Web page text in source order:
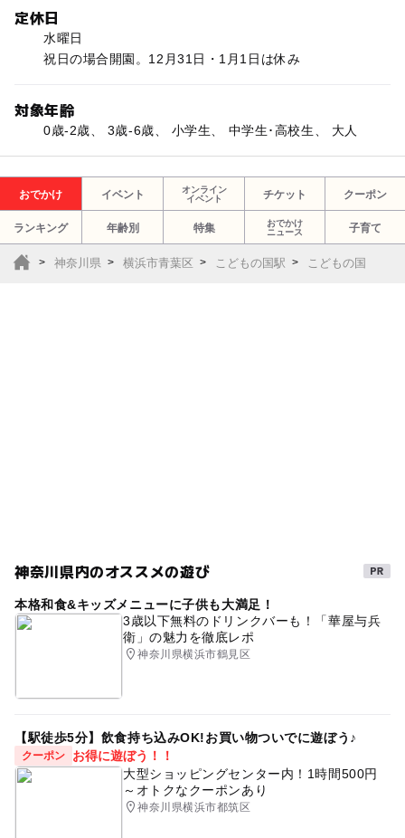
定休日
水曜日
祝日の場合開園。12月31日・1月1日は休み
対象年齢
0歳-2歳、 3歳-6歳、 小学生、 中学生･高校生、 大人
おでかけ イベント
オンライン
イベント
チケット クーポン
ランキング 年齢別 特集
おでかけ
ニュース
子育て
神奈川県 横浜市青葉区 こどもの国駅 こどもの国
神奈川県内のオススメの遊び
本格和食&キッズメニューに子供も大満足！
3歳以下無料のドリンクバーも！「華屋与兵
衛」の魅力を徹底レポ
神奈川県横浜市鶴見区
【駅徒歩5分】飲食持ち込みOK!お買い物ついでに遊ぼう♪
クーポン
お得に遊ぼう！！
大型ショッピングセンター内！1時間500円
～オトクなクーポンあり
神奈川県横浜市都筑区